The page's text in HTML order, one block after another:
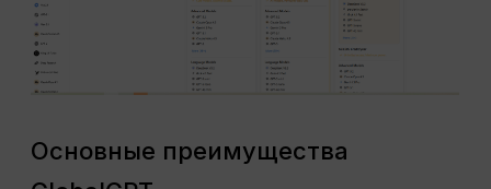
Основные преимущества